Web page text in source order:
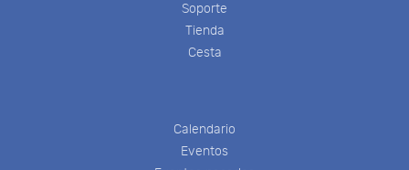
Soporte
Tienda
Cesta
Calendario
Eventos